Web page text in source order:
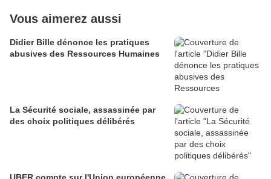
Vous aimerez aussi
Didier Bille dénonce les pratiques
abusives des Ressources Humaines
La Sécurité sociale, assassinée par
des choix politiques délibérés